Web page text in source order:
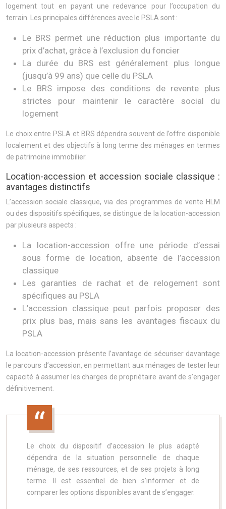
logement tout en payant une redevance pour l’occupation du
terrain. Les principales différences avec le PSLA sont :
Le BRS permet une réduction plus importante du
prix d’achat, grâce à l’exclusion du foncier
La durée du BRS est généralement plus longue
(jusqu’à 99 ans) que celle du PSLA
Le BRS impose des conditions de revente plus
strictes pour maintenir le caractère social du
logement
Le choix entre PSLA et BRS dépendra souvent de l’offre disponible
localement et des objectifs à long terme des ménages en termes
de patrimoine immobilier.
Location-accession et accession sociale classique :
avantages distinctifs
L’accession sociale classique, via des programmes de vente HLM
ou des dispositifs spécifiques, se distingue de la location-accession
par plusieurs aspects :
La location-accession offre une période d’essai
sous forme de location, absente de l’accession
classique
Les garanties de rachat et de relogement sont
spécifiques au PSLA
L’accession classique peut parfois proposer des
prix plus bas, mais sans les avantages fiscaux du
PSLA
La location-accession présente l’avantage de sécuriser davantage
le parcours d’accession, en permettant aux ménages de tester leur
capacité à assumer les charges de propriétaire avant de s’engager
définitivement.
Le choix du dispositif d’accession le plus adapté
dépendra de la situation personnelle de chaque
ménage, de ses ressources, et de ses projets à long
terme. Il est essentiel de bien s’informer et de
comparer les options disponibles avant de s’engager.